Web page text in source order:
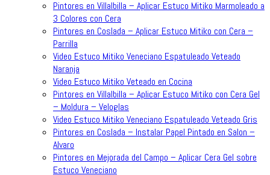
Pintores en Villalbilla – Aplicar Estuco Mitiko Marmoleado a
3 Colores con Cera
Pintores en Coslada – Aplicar Estuco Mitiko con Cera –
Parrilla
Video Estuco Mitiko Veneciano Espatuleado Veteado
Naranja
Video Estuco Mitiko Veteado en Cocina
Pintores en Villalbilla – Aplicar Estuco Mitiko con Cera Gel
– Moldura – Veloglas
Video Estuco Mitiko Veneciano Espatuleado Veteado Gris
Pintores en Coslada – Instalar Papel Pintado en Salon –
Alvaro
Pintores en Mejorada del Campo – Aplicar Cera Gel sobre
Estuco Veneciano